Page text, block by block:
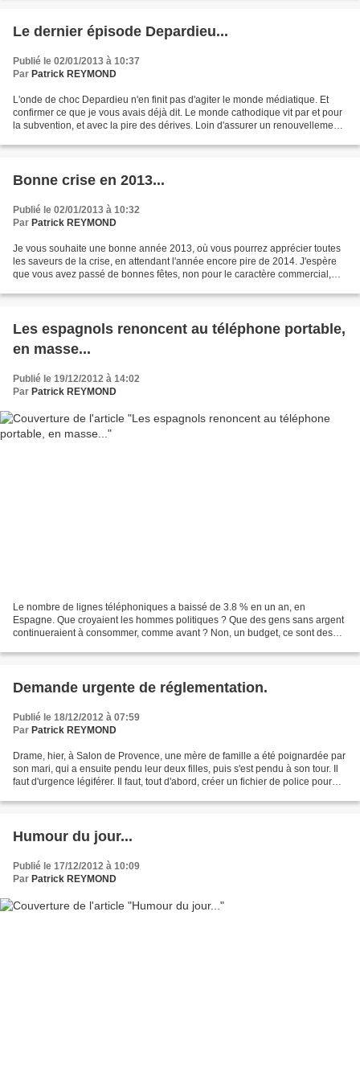
Le dernier épisode Depardieu...
Publié le 02/01/2013 à 10:37
Par Patrick REYMOND
L'onde de choc Depardieu n'en finit pas d'agiter le monde médiatique. Et
confirmer ce que je vous avais déjà dit. Le monde cathodique vit par et pour
la subvention, et avec la pire des dérives. Loin d'assurer un renouvellement
Bonne crise en 2013...
Publié le 02/01/2013 à 10:32
Par Patrick REYMOND
Je vous souhaite une bonne année 2013, où vous pourrez apprécier toutes
les saveurs de la crise, en attendant l'année encore pire de 2014. J'espère
que vous avez passé de bonnes fêtes, non pour le caractère commercial,
Les espagnols renoncent au téléphone portable,
en masse...
Publié le 19/12/2012 à 14:02
Par Patrick REYMOND
Le nombre de lignes téléphoniques a baissé de 3.8 % en un an, en
Espagne. Que croyaient les hommes politiques ? Que des gens sans argent
continueraient à consommer, comme avant ? Non, un budget, ce sont des
Demande urgente de réglementation.
Publié le 18/12/2012 à 07:59
Par Patrick REYMOND
Drame, hier, à Salon de Provence, une mère de famille a été poignardée par
son mari, qui a ensuite pendu leur deux filles, puis s'est pendu à son tour. Il
faut d'urgence légiférer. Il faut, tout d'abord, créer un fichier de police pour
Humour du jour...
Publié le 17/12/2012 à 10:09
Par Patrick REYMOND